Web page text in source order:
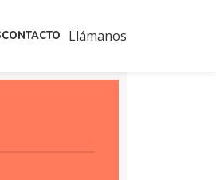
CONTACTO Llámanos